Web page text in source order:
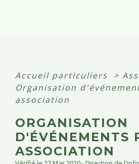
Accueil particuliers >
Organisation
association
ORGANISATION
D'ÉVÉNEMENTS
ASSOCIATION